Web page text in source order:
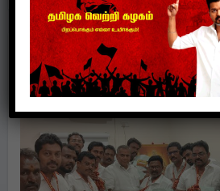
Politics